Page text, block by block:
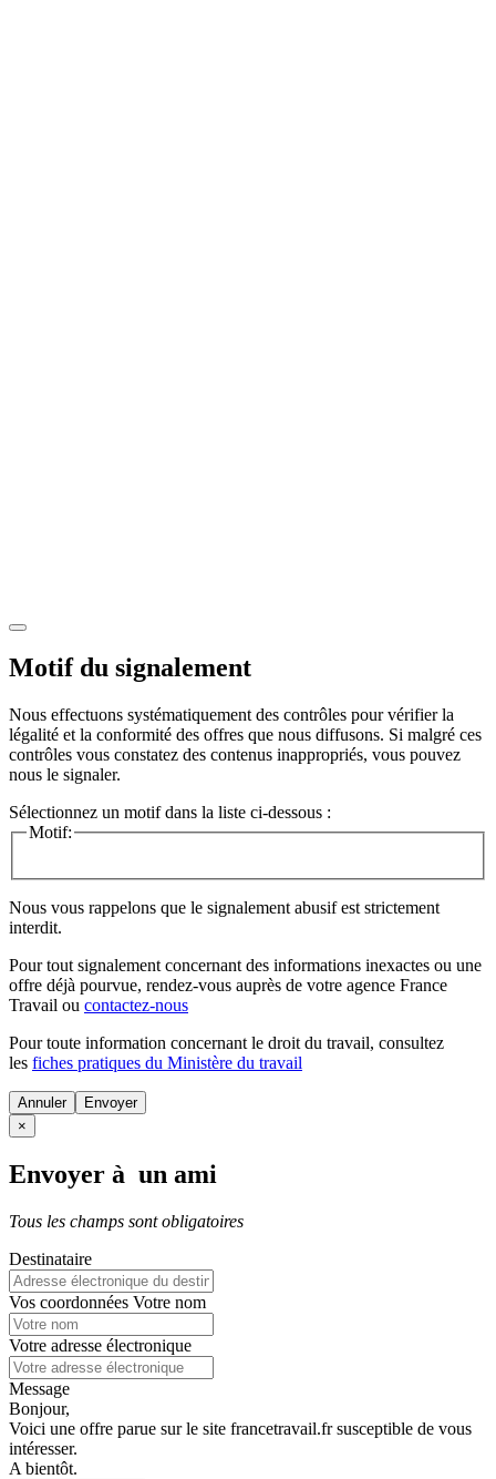
Motif du signalement
Nous effectuons systématiquement des contrôles pour vérifier la
légalité et la conformité des offres que nous diffusons. Si malgré ces
contrôles vous constatez des contenus inappropriés, vous pouvez
nous le signaler.
Sélectionnez un motif dans la liste ci-dessous :
Motif:
Nous vous rappelons que le signalement abusif est strictement
interdit.
Pour tout signalement concernant des informations inexactes ou une
offre déjà pourvue, rendez-vous auprès de votre agence France
Travail ou contactez-nous
Pour toute information concernant le droit du travail, consultez
les fiches pratiques du Ministère du travail
Annuler
×
Envoyer à un ami
Tous les champs sont obligatoires
Destinataire
Vos coordonnées Votre nom
Votre adresse électronique
Message
Bonjour,
Voici une offre parue sur le site francetravail.fr susceptible de vous
intéresser.
A bientôt.